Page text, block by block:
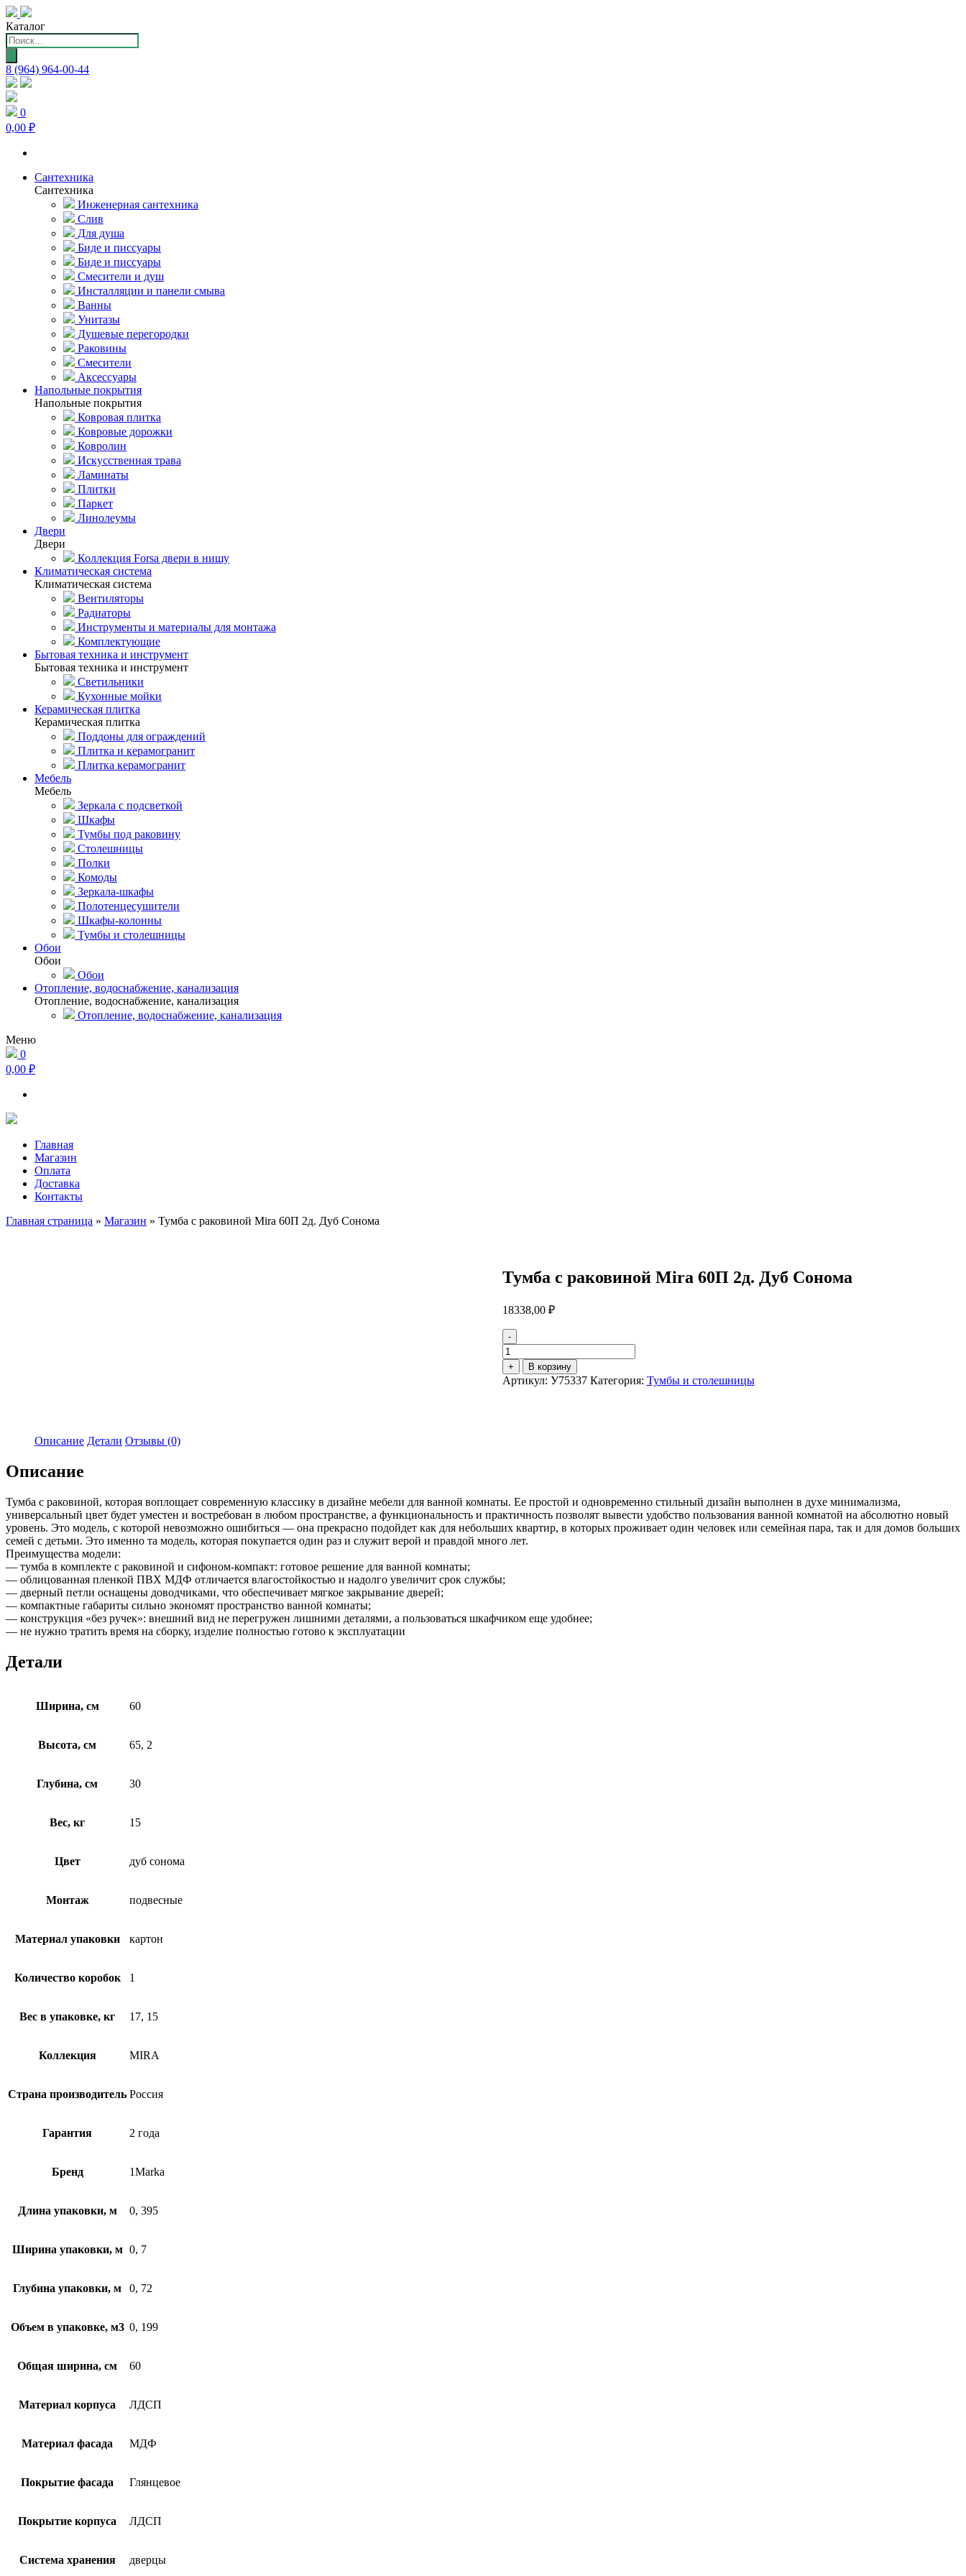
Каталог
Поиск
товаров
8 (964) 964-00-44
0
0,00 ₽
Сантехника
Сантехника
Инженерная сантехника
Слив
Для душа
Биде и писсуары
Биде и писсуары
Смесители и душ
Инсталляции и панели смыва
Ванны
Унитазы
Душевые перегородки
Раковины
Смесители
Аксессуары
Напольные покрытия
Напольные покрытия
Ковровая плитка
Ковровые дорожки
Ковролин
Искусственная трава
Ламинаты
Плитки
Паркет
Линолеумы
Двери
Двери
Коллекция Forsa двери в нишу
Климатическая система
Климатическая система
Вентиляторы
Радиаторы
Инструменты и материалы для монтажа
Комплектующие
Бытовая техника и инструмент
Бытовая техника и инструмент
Светильники
Кухонные мойки
Керамическая плитка
Керамическая плитка
Поддоны для ограждений
Плитка и керамогранит
Плитка керамогранит
Мебель
Мебель
Зеркала с подсветкой
Шкафы
Тумбы под раковину
Столешницы
Полки
Комоды
Зеркала-шкафы
Полотенцесушители
Шкафы-колонны
Тумбы и столешницы
Обои
Обои
Обои
Отопление, водоснабжение, канализация
Отопление, водоснабжение, канализация
Отопление, водоснабжение, канализация
Меню
0
0,00 ₽
Главная
Магазин
Оплата
Доставка
Контакты
Главная страница » Магазин » Тумба с раковиной Mira 60П 2д. Дуб Сонома
Тумба с раковиной Mira 60П 2д. Дуб Сонома
18338,00 ₽
-
Количество
товара
Тумба
с
+ В корзину
Артикул: У75337 Категория: Тумбы и столешницы
Описание Детали Отзывы (0)
Описание
Тумба с раковиной, которая воплощает современную классику в дизайне мебели для ванной комнаты. Ее простой и одновременно стильный дизайн выполнен в духе минимализма,
универсальный цвет будет уместен и востребован в любом пространстве, а функциональность и практичность позволят вывести удобство пользования ванной комнатой на абсолютно новый
уровень. Это модель, с которой невозможно ошибиться — она прекрасно подойдет как для небольших квартир, в которых проживает один человек или семейная пара, так и для домов больших
семей с детьми. Это именно та модель, которая покупается один раз и служит верой и правдой много лет.
Преимущества модели:
— тумба в комплекте с раковиной и сифоном-компакт: готовое решение для ванной комнаты;
— облицованная пленкой ПВХ МДФ отличается влагостойкостью и надолго увеличит срок службы;
— дверный петли оснащены доводчиками, что обеспечивает мягкое закрывание дверей;
— компактные габариты сильно экономят пространство ванной комнаты;
— конструкция «без ручек»: внешний вид не перегружен лишними деталями, а пользоваться шкафчиком еще удобнее;
— не нужно тратить время на сборку, изделие полностью готово к эксплуатации
Детали
Ширина, см 60
Высота, см 65, 2
Глубина, см 30
Вес, кг 15
Цвет дуб сонома
Монтаж подвесные
Материал упаковки картон
Количество коробок 1
Вес в упаковке, кг 17, 15
Коллекция MIRA
Страна производитель Россия
Гарантия 2 года
Бренд 1Marka
Длина упаковки, м 0, 395
Ширина упаковки, м 0, 7
Глубина упаковки, м 0, 72
Объем в упаковке, м3 0, 199
Общая ширина, см 60
Материал корпуса ЛДСП
Материал фасада МДФ
Покрытие фасада Глянцевое
Покрытие корпуса ЛДСП
Система хранения дверцы